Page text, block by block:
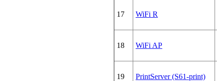
17 WiFi R
18 WiFi AP
19 PrintServer (S61-print)